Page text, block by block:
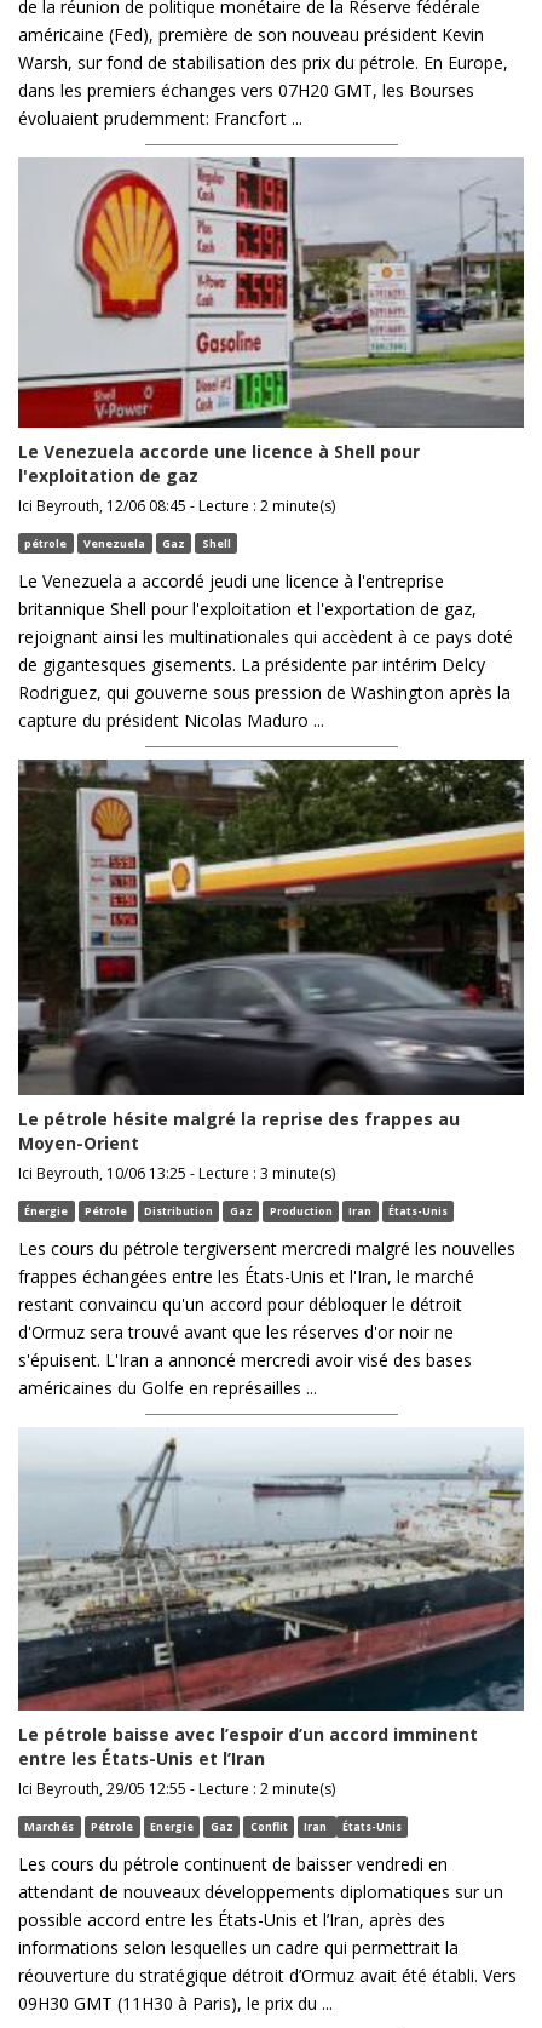
de la réunion de politique monétaire de la Réserve fédérale
américaine (Fed), première de son nouveau président Kevin
Warsh, sur fond de stabilisation des prix du pétrole. En Europe,
dans les premiers échanges vers 07H20 GMT, les Bourses
évoluaient prudemment: Francfort ...
Le Venezuela accorde une licence à Shell pour
l'exploitation de gaz
Ici Beyrouth, 12/06 08:45 - Lecture : 2 minute(s)
pétrole Venezuela Gaz Shell
Le Venezuela a accordé jeudi une licence à l'entreprise
britannique Shell pour l'exploitation et l'exportation de gaz,
rejoignant ainsi les multinationales qui accèdent à ce pays doté
de gigantesques gisements. La présidente par intérim Delcy
Rodriguez, qui gouverne sous pression de Washington après la
capture du président Nicolas Maduro ...
Le pétrole hésite malgré la reprise des frappes au
Moyen-Orient
Ici Beyrouth, 10/06 13:25 - Lecture : 3 minute(s)
Énergie Pétrole Distribution Gaz Production Iran États-Unis
Les cours du pétrole tergiversent mercredi malgré les nouvelles
frappes échangées entre les États-Unis et l'Iran, le marché
restant convaincu qu'un accord pour débloquer le détroit
d'Ormuz sera trouvé avant que les réserves d'or noir ne
s'épuisent. L'Iran a annoncé mercredi avoir visé des bases
américaines du Golfe en représailles ...
Le pétrole baisse avec l’espoir d’un accord imminent
entre les États-Unis et l’Iran
Ici Beyrouth, 29/05 12:55 - Lecture : 2 minute(s)
Marchés Pétrole Energie Gaz Conflit Iran États-Unis
Les cours du pétrole continuent de baisser vendredi en
attendant de nouveaux développements diplomatiques sur un
possible accord entre les États-Unis et l’Iran, après des
informations selon lesquelles un cadre qui permettrait la
réouverture du stratégique détroit d’Ormuz avait été établi. Vers
09H30 GMT (11H30 à Paris), le prix du ...